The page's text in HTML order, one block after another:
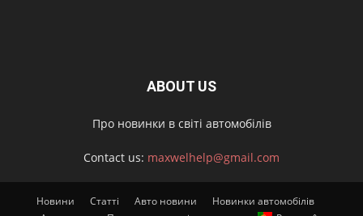
ABOUT US
Про новинки в світі автомобілів
Contact us: maxwelhelp@gmail.com
Новини Статті Авто новини
Новинки автомобілів